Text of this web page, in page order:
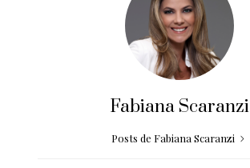
Fabiana Scaranzi
Posts de Fabiana Scaranzi